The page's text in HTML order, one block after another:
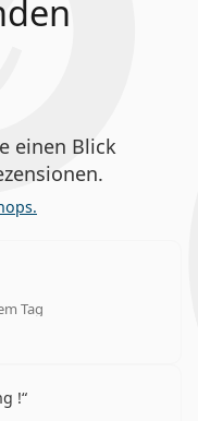
einen Blick
Tag
aus 5
!